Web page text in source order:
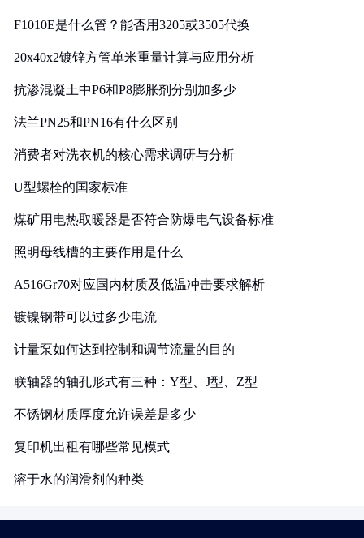
F1010E是什么管？能否用3205或3505代换
20x40x2镀锌方管单米重量计算与应用分析
抗渗混凝土中P6和P8膨胀剂分别加多少
法兰PN25和PN16有什么区别
消费者对洗衣机的核心需求调研与分析
U型螺栓的国家标准
煤矿用电热取暖器是否符合防爆电气设备标准
照明母线槽的主要作用是什么
A516Gr70对应国内材质及低温冲击要求解析
镀镍钢带可以过多少电流
计量泵如何达到控制和调节流量的目的
联轴器的轴孔形式有三种：Y型、J型、Z型
不锈钢材质厚度允许误差是多少
复印机出租有哪些常见模式
溶于水的润滑剂的种类